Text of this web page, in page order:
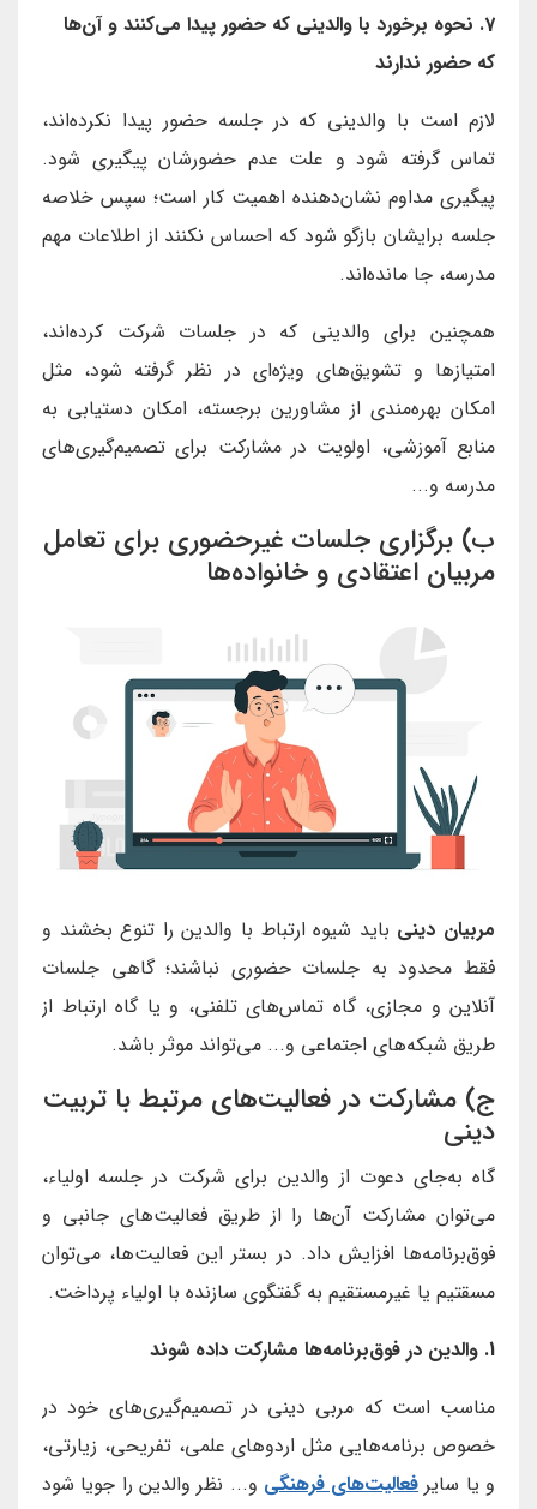
7. نحوه برخورد با والدینی که حضور پیدا می‌کنند و آن‌ها
که حضور ندارند
لازم است با والدینی که در جلسه حضور پیدا نکرده‌اند،
تماس گرفته شود و علت عدم حضورشان پیگیری شود.
پیگیری مداوم نشان‌دهنده اهمیت کار است؛ سپس خلاصه
جلسه برایشان بازگو شود که احساس نکنند از اطلاعات مهم
مدرسه، جا مانده‌اند.
همچنین برای والدینی که در جلسات شرکت کرده‌اند،
امتیازها و تشویق‌های ویژه‌ای در نظر گرفته شود، مثل
امکان بهره‌مندی از مشاورین برجسته، امکان دستیابی به
منابع آموزشی، اولویت در مشارکت برای تصمیم‌گیری‌های
مدرسه و...
ب) برگزاری جلسات غیرحضوری برای تعامل
مربیان اعتقادی و خانواده‌ها
مربیان دینی باید شیوه ارتباط با والدین را تنوع بخشند و
فقط محدود به جلسات حضوری نباشند؛ گاهی جلسات
آنلاین و مجازی، گاه تماس‌های تلفنی، و یا گاه ارتباط از
طریق شبکه‌های اجتماعی و... می‌تواند موثر باشد.
ج) مشارکت در فعالیت‌های مرتبط با تربیت
دینی
گاه به‌جای دعوت از والدین برای شرکت در جلسه اولیاء،
می‌توان مشارکت آن‌ها را از طریق فعالیت‌های جانبی و
فوق‌برنامه‌ها افزایش داد. در بستر این فعالیت‌ها، می‌توان
مسقتیم یا غیرمستقیم به گفتگوی سازنده با اولیاء پرداخت.
1. والدین در فوق‌برنامه‌ها مشارکت داده شوند
مناسب است که مربی دینی در تصمیم‌گیری‌های خود در
خصوص برنامه‌هایی مثل اردوهای علمی، تفریحی، زیارتی،
و یا سایرفعالیت‌های فرهنگی و... نظر والدین را جویا شود